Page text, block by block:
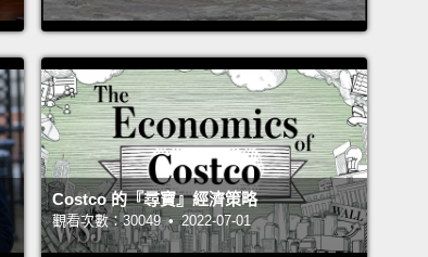
Costco 的『尋寶』經濟策略
觀看次數：30049 • 2022-07-01